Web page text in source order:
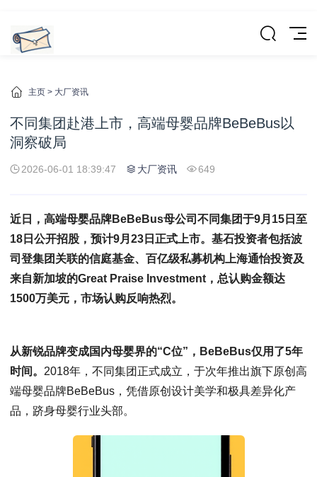
主页 > 大厂资讯
不同集团赴港上市，高端母婴品牌BeBeBus以
洞察破局
2026-06-01 18:39:47 大厂资讯 649
近日，高端母婴品牌BeBeBus母公司不同集团于9月15日至
18日公开招股，预计9月23日正式上市。基石投资者包括波
司登集团关联的信庭基金、百亿级私募机构上海通怡投资及
来自新加坡的Great Praise Investment，总认购金额达
1500万美元，市场认购反响热烈。
从新锐品牌变成国内母婴界的“C位”，BeBeBus仅用了5年
时间。 2018年，不同集团正式成立，于次年推出旗下原创高
端母婴品牌BeBeBus，凭借原创设计美学和极具差异化产
品，跻身母婴行业头部。